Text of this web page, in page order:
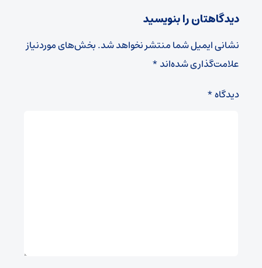
دیدگاهتان را بنویسید
نشانی ایمیل شما منتشر نخواهد شد.بخش‌های موردنیاز
علامت‌گذاری شده‌اند*
دیدگاه*